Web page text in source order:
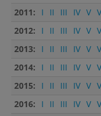
2011:
I II III IV V
2012:
I II III IV V
2013:
I II III IV V
2014:
I II III IV V
2015:
I II III IV V
2016:
I II III IV V